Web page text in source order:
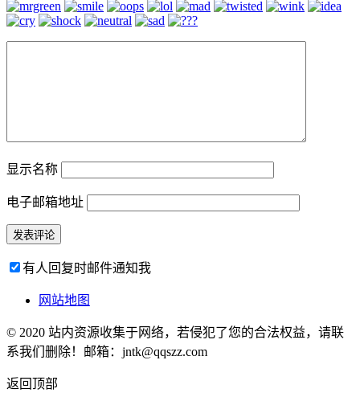
显示名称
电子邮箱地址
有人回复时邮件通知我
网站地图
© 2020 站内资源收集于网络，若侵犯了您的合法权益，请联
系我们删除！邮箱：jntk@qqszz.com
返回顶部